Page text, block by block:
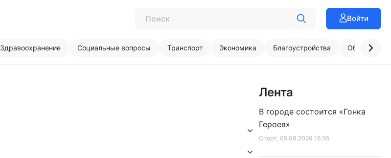
Войти
Здравоохранение Социальные вопросы Транспорт Экономика Благоустройства
Лента
Спорт, 05.08.2026 16:55
В городе состоится «Гонка
Героев»